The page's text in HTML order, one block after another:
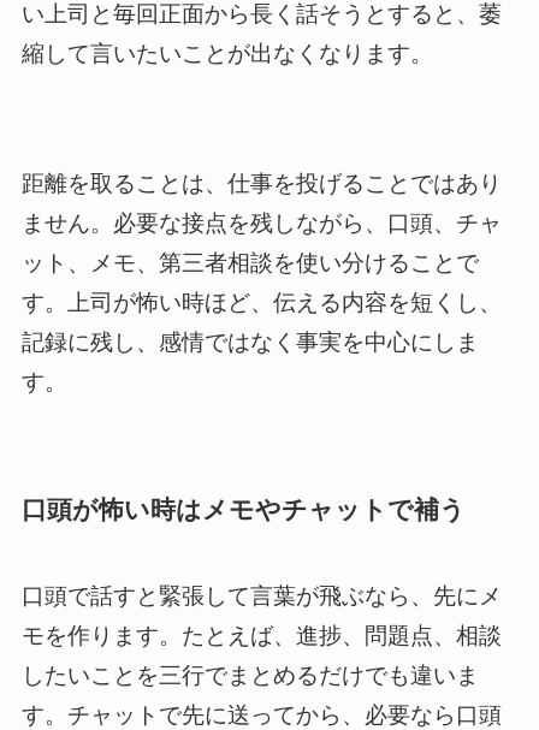
い上司と毎回正面から長く話そうとすると、萎
縮して言いたいことが出なくなります。
距離を取ることは、仕事を投げることではあり
ません。必要な接点を残しながら、口頭、チャ
ット、メモ、第三者相談を使い分けることで
す。上司が怖い時ほど、伝える内容を短くし、
記録に残し、感情ではなく事実を中心にしま
す。
口頭が怖い時はメモやチャットで補う
口頭で話すと緊張して言葉が飛ぶなら、先にメ
モを作ります。たとえば、進捗、問題点、相談
したいことを三行でまとめるだけでも違いま
す。チャットで先に送ってから、必要なら口頭